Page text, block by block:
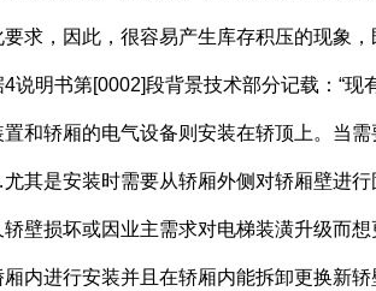
要求，因此，很容易产生库存积压的现象
明书第[0002]段背景技术部分记载：“现
置和轿厢的电气设备则安装在轿顶上。当
其是安装时需要从轿厢外侧对轿厢壁进行
轿壁损坏或因业主需求对电梯装潢升级而
内进行安装并且在轿厢内能拆卸更换新